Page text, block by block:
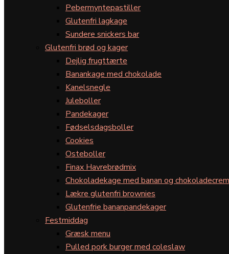
Pebermyntepastiller
Glutenfri lagkage
Sundere snickers bar
Glutenfri brød og kager
Dejlig frugttærte
Banankage med chokolade
Kanelsnegle
Juleboller
Pandekager
Fødselsdagsboller
Cookies
Osteboller
Finax Havrebrødmix
Chokoladekage med banan og
Lækre glutenfri brownies
Glutenfrie bananpandekager
Festmiddag
Græsk menu
Pulled pork burger med coleslaw